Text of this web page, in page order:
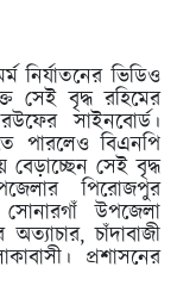
নির্যাতনের ভিডিও
সেই বৃদ্ধ রহিমের
সাইনবোর্ড।
পারলেও বিএনপি
বেড়াচ্ছেন সেই বৃদ্ধ
পিরোজপুর
উপজেলা
চাঁদাবাজী
প্রশাসনের